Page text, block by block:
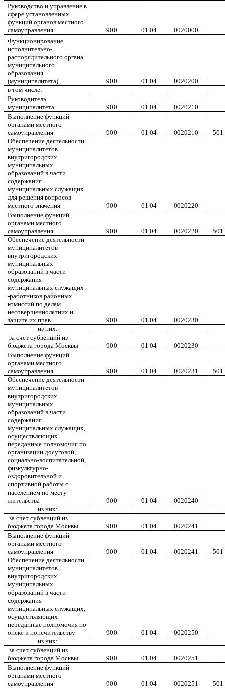
Руководство и управление в
сфере установленных
функций органов местного
самоуправления
900 01 04
0020000
Функционирование
исполнительно-
распорядительного органа
муниципального
образования
(муниципалитета)
900 01 04
0020200
в том числе:
Руководитель
муниципалитета
900 01 04
0020210
Выполнение функций
органами местного
самоуправления
900 01 04 0020210
501
Обеспечение деятельности
муниципалитетов
внутригородских
муниципальных
образований в части
содержания
муниципальных служащих
для решения вопросов
местного значения
900 01 04
0020220
Выполнение функций
органами местного
самоуправления
900 01 04 0020220
501
Обеспечение деятельности
муниципалитетов
внутригородских
муниципальных
образований в части
содержания
муниципальных служащих
-работников районных
комиссий по делам
несовершеннолетних и
защите их прав
900 01 04
0020230
из них:
за счет субвенций из
бюджета города Москвы
900 01 04
0020230
Выполнение функций
органами местного
самоуправления
900 01 04 0020231
501
Обеспечение деятельности
муниципалитетов
внутригородских
муниципальных
образований в части
содержания
муниципальных служащих,
осуществляющих
переданные полномочия по
организации досуговой,
социально-воспитательной,
физкультурно-
оздоровительной и
спортивной работы с
населением по месту
жительства
900 01 04
0020240
из них:
за счет субвенций из
бюджета города Москвы
900 01 04
0020241
Выполнение функций
органами местного
самоуправления
900 01 04 0020241
501
Обеспечение деятельности
муниципалитетов
внутригородских
муниципальных
образований в части
содержания
муниципальных служащих,
осуществляющих
переданные полномочия по
опеке и попечительству
900 01 04
0020250
из них:
за счет субвенций из
бюджета города Москвы
900 01 04
0020251
Выполнение функций
органами местного
самоуправления
900 01 04 0020251
501